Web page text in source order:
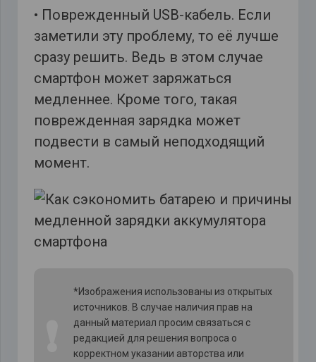
• Поврежденный USB-кабель. Если
заметили эту проблему, то её лучше
сразу решить. Ведь в этом случае
смартфон может заряжаться
медленнее. Кроме того, такая
поврежденная зарядка может
подвести в самый неподходящий
момент.
*Изображения использованы из открытых
источников. В случае наличия прав на
данный материал просим связаться с
редакцией для решения вопроса о
корректном указании авторства или